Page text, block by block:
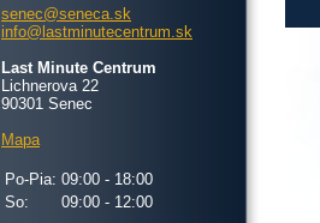
senec@seneca.sk
info@lastminutecentrum.sk
Last Minute Centrum
Lichnerova 22
90301 Senec
Mapa
Po-Pia: 09:00 - 18:00
So:
09:00 - 12:00